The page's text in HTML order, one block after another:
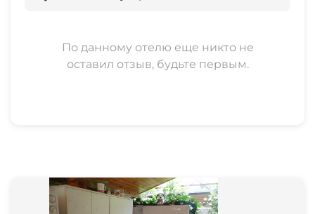
По данному отелю еще никто не
оставил отзыв, будьте первым.